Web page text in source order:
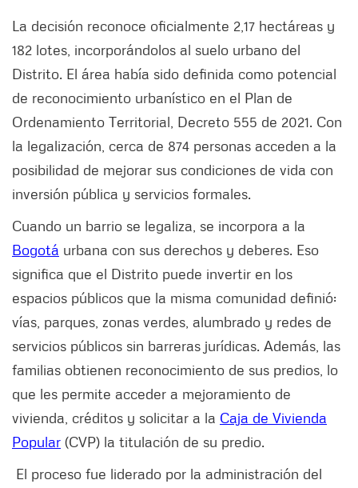
La decisión reconoce oficialmente 2,17 hectáreas y
182 lotes, incorporándolos al suelo urbano del
Distrito. El área había sido definida como potencial
de reconocimiento urbanístico en el Plan de
Ordenamiento Territorial, Decreto 555 de 2021. Con
la legalización, cerca de 874 personas acceden a la
posibilidad de mejorar sus condiciones de vida con
inversión pública y servicios formales.
Cuando un barrio se legaliza, se incorpora a la
Bogotá urbana con sus derechos y deberes. Eso
significa que el Distrito puede invertir en los
espacios públicos que la misma comunidad definió:
vías, parques, zonas verdes, alumbrado y redes de
servicios públicos sin barreras jurídicas. Además, las
familias obtienen reconocimiento de sus predios, lo
que les permite acceder a mejoramiento de
vivienda, créditos y solicitar a la Caja de Vivienda
Popular (CVP) la titulación de su predio.
El proceso fue liderado por la administración del